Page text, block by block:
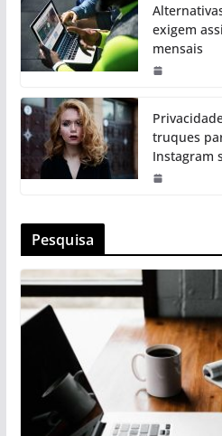
exigem
mensais
truques
Instagram
Pesquisa